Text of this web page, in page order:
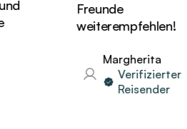
Freunde
weiterempfehlen!
Margherita
Verifizierter
Reisender